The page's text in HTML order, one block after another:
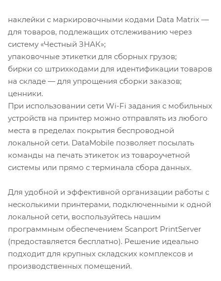
наклейки с маркировочными кодами Data Matrix —
для товаров, подлежащих отслеживанию через
систему «Честный ЗНАК»;
упаковочные этикетки для сборных грузов;
бирки со штрихкодами для идентификации товаров
на складе — для упрощения сборки заказов;
ценники.
При использовании сети Wi-Fi задания с мобильных
устройств на принтер можно отправлять из любого
места в пределах покрытия беспроводной
локальной сети. DataMobile позволяет посылать
команды на печать этикеток из товароучетной
системы или прямо с терминала сбора данных.
Для удобной и эффективной организации работы с
несколькими принтерами, подключенными к одной
локальной сети, воспользуйтесь нашим
программным обеспечением Scanport PrintServer
(предоставляется бесплатно). Решение идеально
подходит для крупных складских комплексов и
производственных помещений.